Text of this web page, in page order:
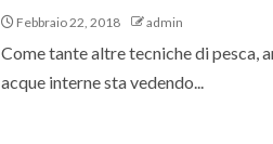
Febbraio 22, 2018 admin
Come tante altre tecniche di pesca,
acque interne sta vedendo...